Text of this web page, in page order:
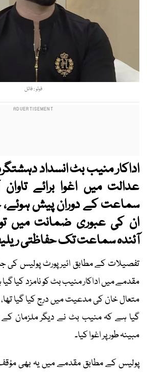
فوٹو : فائل
اداکار منیب بٹ انسداد
عدالت میں اغوا برائے
سماعت کے دوران پیش
ان کی عبوری ضمانت میں
آئندہ سماعت تک حفاظتی ریلیف
تفصیلات کے مطابق ائیرپورٹ پولیس
متعال خان کی مدعیت میں درج کیا گیا
گیا ہے کہ منیب بٹ نے دیگر ملزمان
مبینہ طور پر اغوا کیا۔
پولیس کے مطابق مقدمے میں یہ بھی